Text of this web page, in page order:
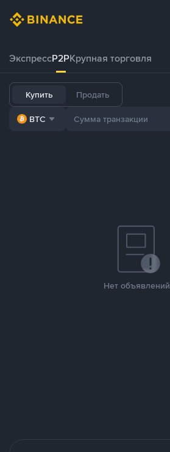
ЭкспрессP2PКрупная торговля
Купить Продать
BTC
Нет объявлений